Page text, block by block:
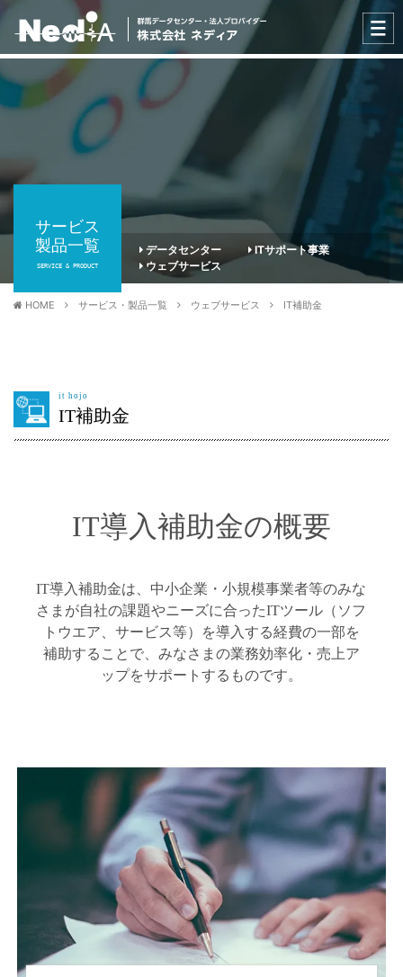
サービス
製品一覧
SERVICE & PRODUCT
データセンター
ITサポート事業
ウェブサービス
HOME サービス・製品一覧 ウェブサービス IT補助金
it hojo
IT補助金
IT導入補助金の概要
IT導入補助金は、中小企業・小規模事業者等のみな
さまが自社の課題やニーズに合ったITツール（ソフ
トウエア、サービス等）を導入する経費の一部を
補助することで、みなさまの業務効率化・売上ア
ップをサポートするものです。